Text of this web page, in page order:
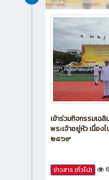
เข้าร่วมกิจกรรมเฉ
พระเจ้าอยู่หัว เนื่อง
๒๕๖๙
ข่าวสาร (ทั่วไป)